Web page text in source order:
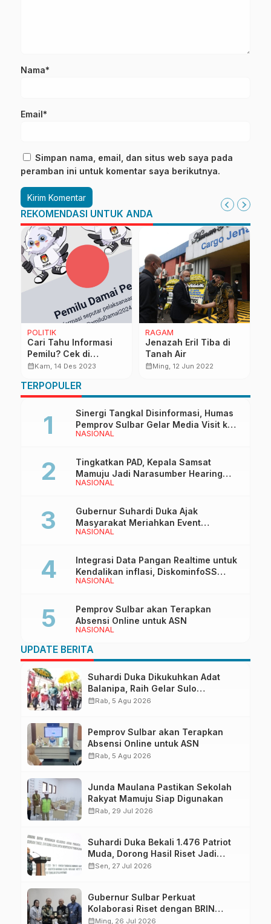
Nama*
Email*
Simpan nama, email, dan situs web saya pada
peramban ini untuk komentar saya berikutnya.
REKOMENDASI UNTUK ANDA
RAGAM
Positif Progres
Reformasi Birokrasi di
Jawa Barat
calendar_monthJum, 25 Mar 2022
NASIONAL
Sulbar Target PAD dari
Sawit & Galian C Rp12
Miliar per Tahun
calendar_monthRab, 7 Mei 2025
TERPOPULER
NASIONAL
Sinergi Tangkal Disinformasi, Humas
Pemprov Sulbar Gelar Media Visit ke
Kantor Redaksi di Mamuju
NASIONAL
Tingkatkan PAD, Kepala Samsat
Mamuju Jadi Narasumber Hearing
Bersama Wakil Ketua I DPRD Sulbar
NASIONAL
Gubernur Suhardi Duka Ajak
Masyarakat Meriahkan Event
Manakarra Fair 2026
NASIONAL
Integrasi Data Pangan Realtime untuk
Kendalikan inflasi, DiskominfoSS
Sulbar Kembangkan Sistem SAPEDA
NASIONAL
Pemprov Sulbar akan Terapkan
Absensi Online untuk ASN
UPDATE BERITA
Suhardi Duka Dikukuhkan Adat
Balanipa, Raih Gelar Sulo
Tappidena
calendar_monthRab, 5 Agu 2026
Pemprov Sulbar akan Terapkan
Absensi Online untuk ASN
calendar_monthRab, 5 Agu 2026
Junda Maulana Pastikan Sekolah
Rakyat Mamuju Siap Digunakan
calendar_monthRab, 29 Jul 2026
Suhardi Duka Bekali 1.476 Patriot
Muda, Dorong Hasil Riset Jadi
Dasar Kebijakan Transmigrasi
calendar_monthSen, 27 Jul 2026
Gubernur Sulbar Perkuat
Kolaborasi Riset dengan BRIN
untuk Mendukung Pembangunan
calendar_monthMing, 26 Jul 2026